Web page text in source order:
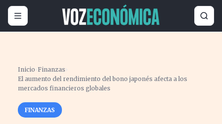
Inicio ›Finanzas ›
El aumento del rendimiento del bono japonés afecta a los
mercados financieros globales
FINANZAS